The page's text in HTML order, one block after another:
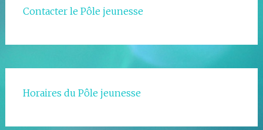
Contacter le Pôle jeunesse
Horaires du Pôle jeunesse